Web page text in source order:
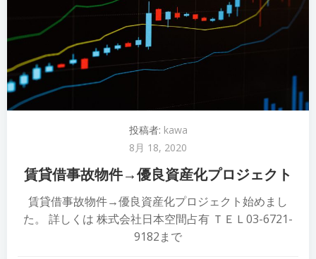
投稿者: kawa
8月 18, 2020
賃貸借事故物件→優良資産化プロジェクト
賃貸借事故物件→優良資産化プロジェクト始めまし
た。 詳しくは 株式会社日本空間占有 ＴＥＬ03-6721-
9182まで